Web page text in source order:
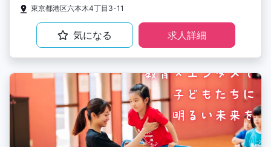
東京都港区六本木4丁目3-11
気になる 求人詳細